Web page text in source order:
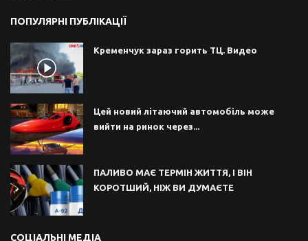
ПОПУЛЯРНІ ПУБЛІКАЦІЇ
Кременчук зараз горить ТЦ. Видео
Цей новий літаючий автомобіль може
вийти на ринок через...
ПАЛИВО МАЄ ТЕРМІН ЖИТТЯ, І ВІН
КОРОТШИЙ, НІЖ ВИ ДУМАЄТЕ
СОЦІАЛЬНІ МЕДІА